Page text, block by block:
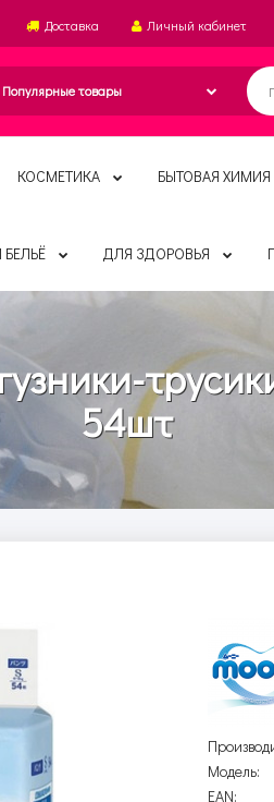
Доставка Личный кабинет
КОСМЕТИКА БЫТОВАЯ ХИМИЯ
ДЛЯ ЗДОРОВЬЯ
54шт
Модель:
EAN: